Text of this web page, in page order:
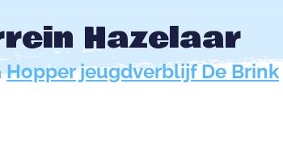
Hazelaar
Hopper jeugdverblijf De Brink